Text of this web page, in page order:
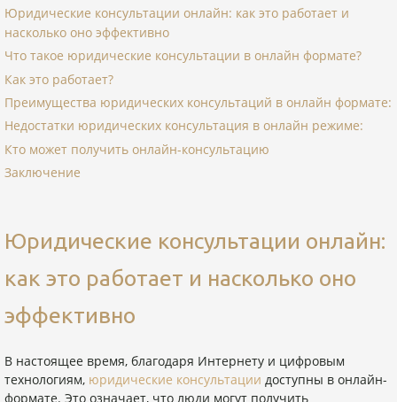
Юридические консультации онлайн: как это работает и
насколько оно эффективно
Что такое юридические консультации в онлайн формате?
Как это работает?
Преимущества юридических консультаций в онлайн формате:
Недостатки юридических консультация в онлайн режиме:
Кто может получить онлайн-консультацию
Заключение
Юридические консультации онлайн:
как это работает и насколько оно
эффективно
В настоящее время, благодаря Интернету и цифровым
технологиям, юридические консультации доступны в онлайн-
формате. Это означает, что люди могут получить